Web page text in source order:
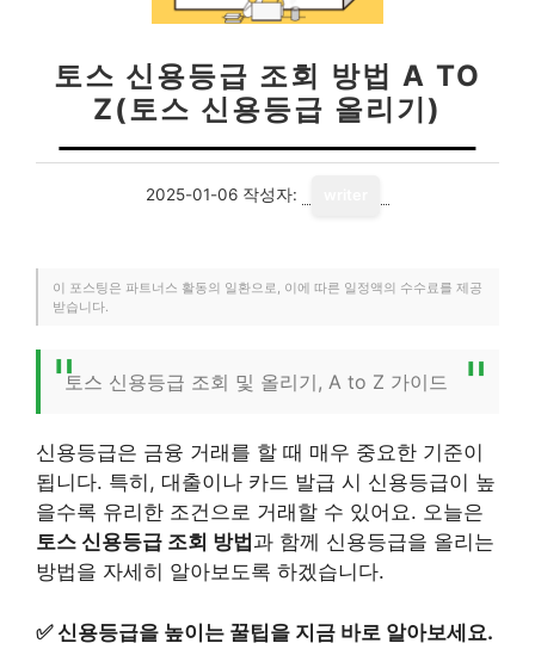
토스 신용등급 조회 방법 A TO
Z(토스 신용등급 올리기)
2025-01-06 작성자:
이 포스팅은 파트너스 활동의 일환으로, 이에 따른 일정액의 수수료를 제공
받습니다.
토스 신용등급 조회 및 올리기, A to Z 가이드
신용등급은 금융 거래를 할 때 매우 중요한 기준이
됩니다. 특히, 대출이나 카드 발급 시 신용등급이 높
을수록 유리한 조건으로 거래할 수 있어요. 오늘은
토스 신용등급 조회 방법 과 함께 신용등급을 올리는
방법을 자세히 알아보도록 하겠습니다.
✅신용등급을 높이는 꿀팁을 지금 바로 알아보세요.